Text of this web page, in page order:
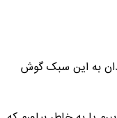
به این سبک گوش